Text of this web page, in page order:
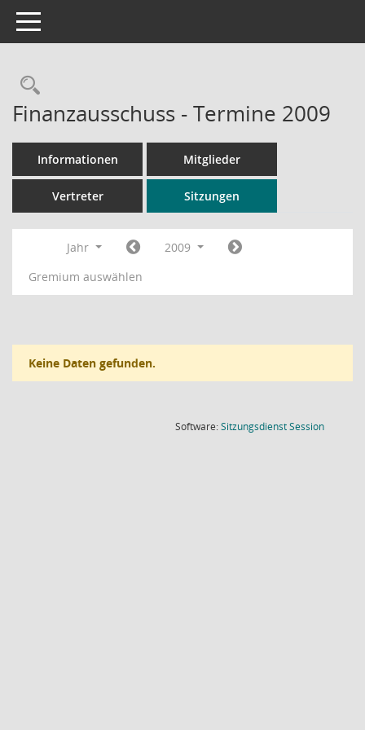
Toggle navigation
Rechercheauswahl
Finanzausschuss - Termine 2009
Informationen Mitglieder
Vertreter Sitzungen
Jahr
2009
Gremium auswählen
Keine Daten gefunden.
Software:SitzungsdienstSession(Wird in